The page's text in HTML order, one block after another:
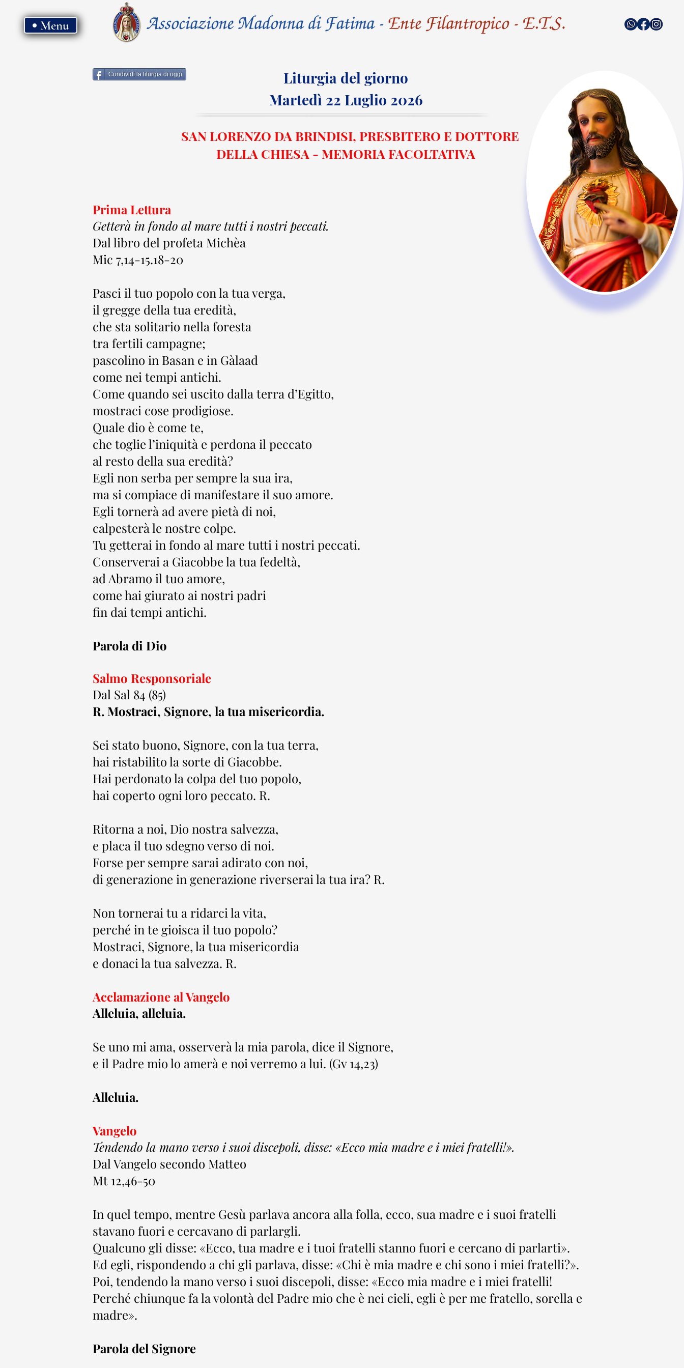
Menu
Liturgia del giorno
Martedì 22 Luglio 2026
SAN LORENZO DA BRINDISI, PRESBITERO E DOTTORE
DELLA CHIESA - MEMORIA FACOLTATIVA
Prima Lettura
Getterà in fondo al mare tutti i nostri peccati.
Dal libro del profeta Michèa
Mic 7,14-15.18-20
Pasci il tuo popolo con la tua verga,
il gregge della tua eredità,
che sta solitario nella foresta
tra fertili campagne;
pascolino in Basan e in Gàlaad
come nei tempi antichi.
Come quando sei uscito dalla terra d’Egitto,
mostraci cose prodigiose.
Quale dio è come te,
che toglie l’iniquità e perdona il peccato
al resto della sua eredità?
Egli non serba per sempre la sua ira,
ma si compiace di manifestare il suo amore.
Egli tornerà ad avere pietà di noi,
calpesterà le nostre colpe.
Tu getterai in fondo al mare tutti i nostri peccati.
Conserverai a Giacobbe la tua fedeltà,
ad Abramo il tuo amore,
come hai giurato ai nostri padri
fin dai tempi antichi.
Parola di Dio
Salmo Responsoriale
Dal Sal 84 (85)
R. Mostraci, Signore, la tua misericordia.
Sei stato buono, Signore, con la tua terra,
hai ristabilito la sorte di Giacobbe.
Hai perdonato la colpa del tuo popolo,
hai coperto ogni loro peccato. R.
Ritorna a noi, Dio nostra salvezza,
e placa il tuo sdegno verso di noi.
Forse per sempre sarai adirato con noi,
di generazione in generazione riverserai la tua ira? R.
Non tornerai tu a ridarci la vita,
perché in te gioisca il tuo popolo?
Mostraci, Signore, la tua misericordia
e donaci la tua salvezza. R.
Acclamazione al Vangelo
Alleluia, alleluia.
Se uno mi ama, osserverà la mia parola, dice il Signore,
e il Padre mio lo amerà e noi verremo a lui. (Gv 14,23)
Alleluia.
Vangelo
Tendendo la mano verso i suoi discepoli, disse: «Ecco mia madre e i miei fratelli!».
Dal Vangelo secondo Matteo
Mt 12,46-50
In quel tempo, mentre Gesù parlava ancora alla folla, ecco, sua madre e i suoi fratelli
stavano fuori e cercavano di parlargli.
Qualcuno gli disse: «Ecco, tua madre e i tuoi fratelli stanno fuori e cercano di parlarti».
Ed egli, rispondendo a chi gli parlava, disse: «Chi è mia madre e chi sono i miei fratelli?».
Poi, tendendo la mano verso i suoi discepoli, disse: «Ecco mia madre e i miei fratelli!
Perché chiunque fa la volontà del Padre mio che è nei cieli, egli è per me fratello, sorella e
madre».
Parola del Signore
Condividi la liturgia di oggi